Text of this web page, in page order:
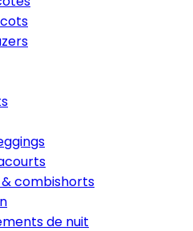
combishorts
de nuit